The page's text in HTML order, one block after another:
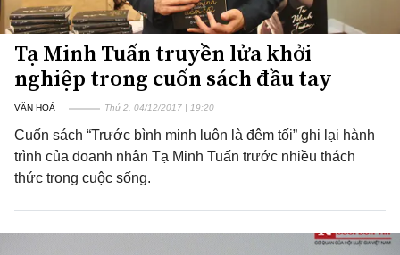
Tạ Minh Tuấn truyền lửa khởi
nghiệp trong cuốn sách đầu tay
VĂN HOÁ Thứ 2, 04/12/2017 | 19:20
Cuốn sách “Trước bình minh luôn là đêm tối” ghi lại hành
trình của doanh nhân Tạ Minh Tuấn trước nhiều thách
thức trong cuộc sống.